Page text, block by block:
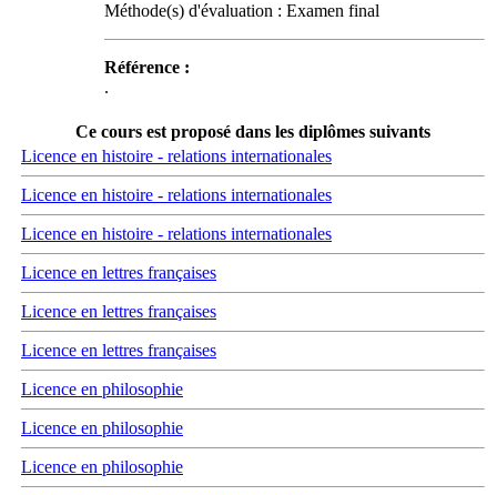
Méthode(s) d'évaluation : Examen final
Référence :
.
Ce cours est proposé dans les diplômes suivants
Licence en histoire - relations internationales
Licence en histoire - relations internationales
Licence en histoire - relations internationales
Licence en lettres françaises
Licence en lettres françaises
Licence en lettres françaises
Licence en philosophie
Licence en philosophie
Licence en philosophie